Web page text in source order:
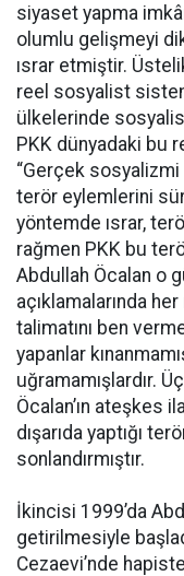
siyaset yapma
olumlu gelişmeyi
ısrar etmiştir. Üstelik
reel sosyalist sistem
ülkelerinde
PKK dünyadaki bu
“Gerçek
terör eylemlerini
yöntemde ısrar,
rağmen PKK bu
Abdullah Öcalan o
açıklamalarında
talimatını ben
yapanlar
uğramamışlardır.
Öcalan’ın ateşkes
dışarıda yaptığı
sonlandırmıştır.
İkincisi 1999’da
getirilmesiyle
Cezaevi’nde